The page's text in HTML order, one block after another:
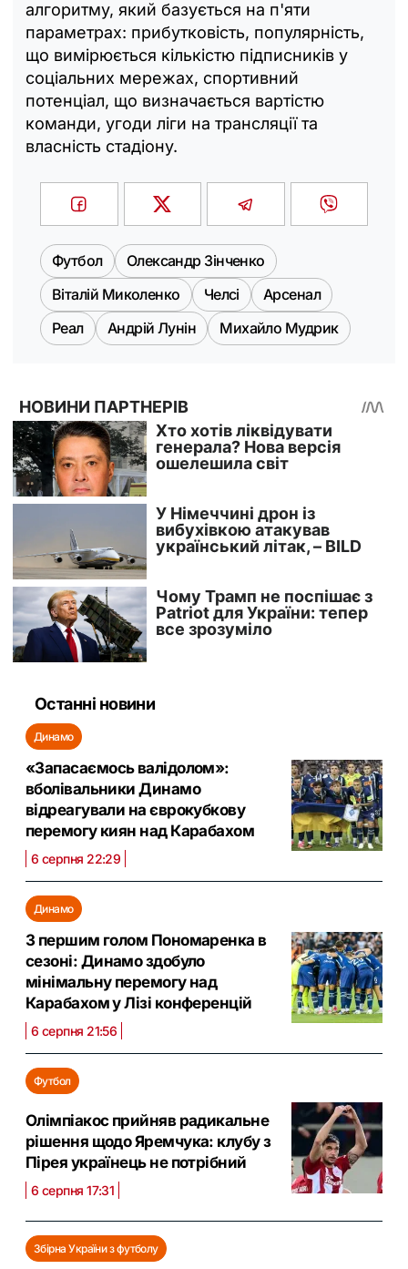
алгоритму, який базується на п'яти
параметрах: прибутковість, популярність,
що вимірюється кількістю підписників у
соціальних мережах, спортивний
потенціал, що визначається вартістю
команди, угоди ліги на трансляції та
власність стадіону.
Футбол
Олександр Зінченко
Віталій Миколенко
Челсі
Арсенал
Реал
Андрій Лунін Михайло Мудрик
Останні новини
Динамо
«Запасаємось валідолом»:
вболівальники Динамо
відреагували на єврокубкову
перемогу киян над Карабахом
6 серпня 22:29
Динамо
З першим голом Пономаренка в
сезоні: Динамо здобуло
мінімальну перемогу над
Карабахом у Лізі конференцій
6 серпня 21:56
Футбол
Олімпіакос прийняв радикальне
рішення щодо Яремчука: клубу з
Пірея українець не потрібний
6 серпня 17:31
Збірна України з футболу